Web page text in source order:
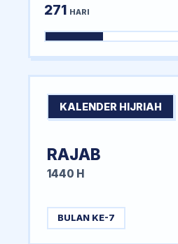
271 HARI
KALENDER HIJRIAH
RAJAB
1440 H
BULAN KE-7